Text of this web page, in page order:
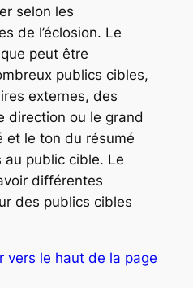
selon les
de l’éclosion. Le
peut être
publics cibles,
externes, des
direction ou le grand
et le ton du résumé
public cible. Le
différentes
des publics cibles
vers le haut de la page